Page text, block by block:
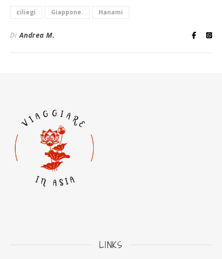
ciliegi Giappone. Hanami
Di Andrea M.
LINKS